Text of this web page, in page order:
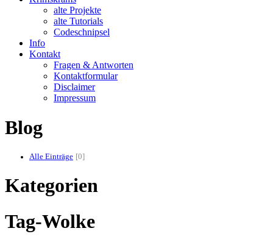
alte Projekte
alte Tutorials
Codeschnipsel
Info
Kontakt
Fragen & Antworten
Kontaktformular
Disclaimer
Impressum
Blog
Alle Einträge 0
Kategorien
Tag-Wolke